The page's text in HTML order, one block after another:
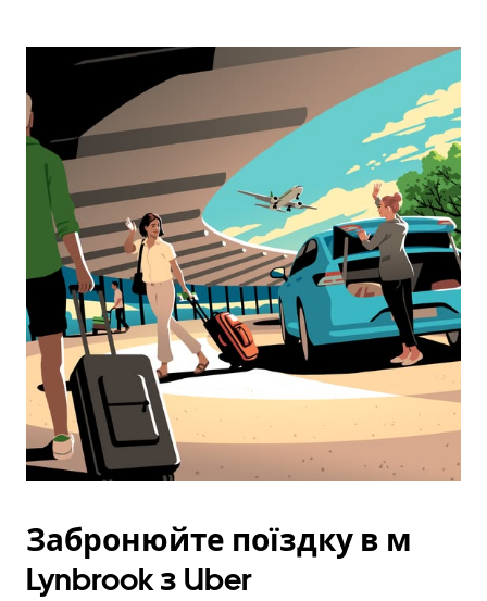
Забронюйте поїздку в м
Lynbrook з Uber